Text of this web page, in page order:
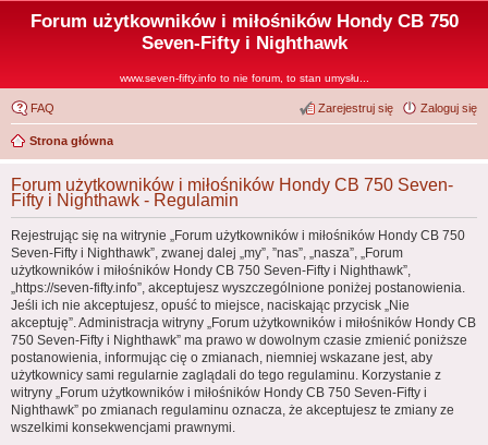
Forum użytkowników i miłośników Hondy CB 750
Seven-Fifty i Nighthawk
www.seven-fifty.info to nie forum, to stan umysłu...
FAQ Zaloguj się
Zarejestruj się
Strona główna
Forum użytkowników i miłośników Hondy CB 750 Seven-
Fifty i Nighthawk - Regulamin
Rejestrując się na witrynie „Forum użytkowników i miłośników Hondy CB 750
Seven-Fifty i Nighthawk”, zwanej dalej „my”, ”nas”, „nasza”, „Forum
użytkowników i miłośników Hondy CB 750 Seven-Fifty i Nighthawk”,
„https://seven-fifty.info”, akceptujesz wyszczególnione poniżej postanowienia.
Jeśli ich nie akceptujesz, opuść to miejsce, naciskając przycisk „Nie
akceptuję”. Administracja witryny „Forum użytkowników i miłośników Hondy CB
750 Seven-Fifty i Nighthawk” ma prawo w dowolnym czasie zmienić poniższe
postanowienia, informując cię o zmianach, niemniej wskazane jest, aby
użytkownicy sami regularnie zaglądali do tego regulaminu. Korzystanie z
witryny „Forum użytkowników i miłośników Hondy CB 750 Seven-Fifty i
Nighthawk” po zmianach regulaminu oznacza, że akceptujesz te zmiany ze
wszelkimi konsekwencjami prawnymi.